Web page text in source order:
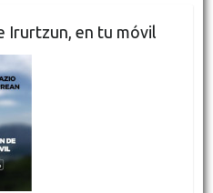
Irurtzun, en tu móvil